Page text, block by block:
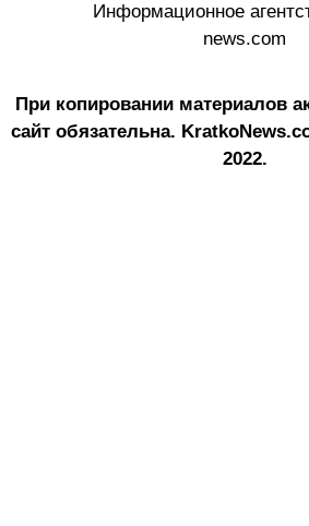
Информационное
news.com
При копировании материалов
сайт обязательна.
2022.